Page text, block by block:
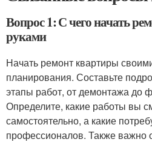
Вопрос 1: С чего начать
руками
Начать ремонт квартиры
планирования. Составьте
этапы работ, от демонтажа до
Определите, какие работы вы
самостоятельно, а какие
профессионалов. Также важно